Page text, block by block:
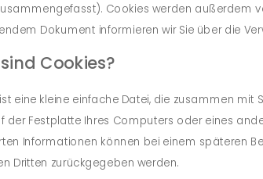
Cookies werden außerdem
Dokument informieren wir Sie über die
Cookies?
eine kleine einfache Datei, die zusammen
der Festplatte Ihres Computers oder eines
Informationen können bei einem späteren
Dritten zurückgegeben werden.